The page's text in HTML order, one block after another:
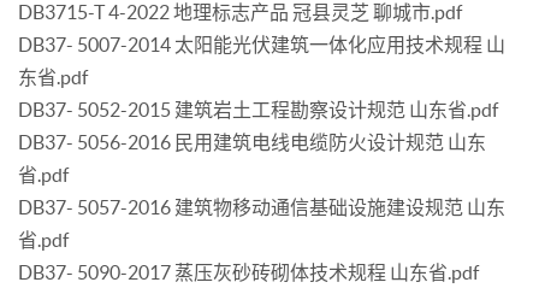
DB3715-T 4-2022 地理标志产品 冠县灵芝 聊城市.pdf
DB37- 5007-2014 太阳能光伏建筑一体化应用技术规程 山
东省.pdf
DB37- 5052-2015 建筑岩土工程勘察设计规范 山东省.pdf
DB37- 5056-2016 民用建筑电线电缆防火设计规范 山东
省.pdf
DB37- 5057-2016 建筑物移动通信基础设施建设规范 山东
省.pdf
DB37- 5090-2017 蒸压灰砂砖砌体技术规程 山东省.pdf